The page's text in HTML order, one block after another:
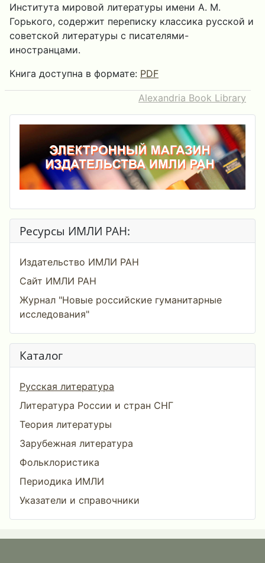
Института мировой литературы имени А. М.
Горького, содержит переписку классика русской и
советской литературы с писателями-
иностранцами.
Книга доступна в формате: PDF
Alexandria Book Library
Ресурсы ИМЛИ РАН:
Издательство ИМЛИ РАН
Сайт ИМЛИ РАН
Журнал "Новые российские гуманитарные
исследования"
Каталог
Русская литература
Литература России и стран СНГ
Теория литературы
Зарубежная литература
Фольклористика
Периодика ИМЛИ
Указатели и справочники